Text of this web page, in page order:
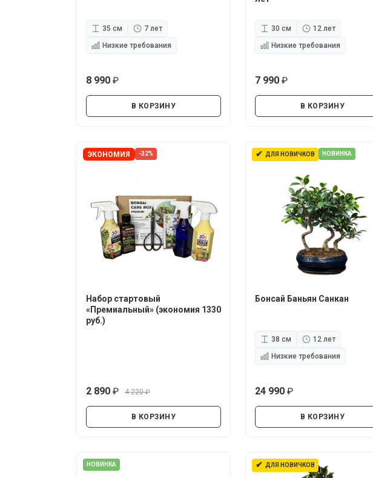
35 см
7 лет
Низкие требования
8 990
В КОРЗИНУ
30 см
12 лет
Низкие требования
7 990
В КОРЗИНУ
ЭКОНОМИЯ -32%
Набор стартовый
«Премиальный» (экономия 1330
руб.)
2 890
4 220
В КОРЗИНУ
✔ ДЛЯ НОВИЧКОВ НОВИНКА
Бонсай Баньян Санкан
38 см
12 лет
Низкие требования
24 990
В КОРЗИНУ
НОВИНКА ✔ ДЛЯ НОВИЧКОВ